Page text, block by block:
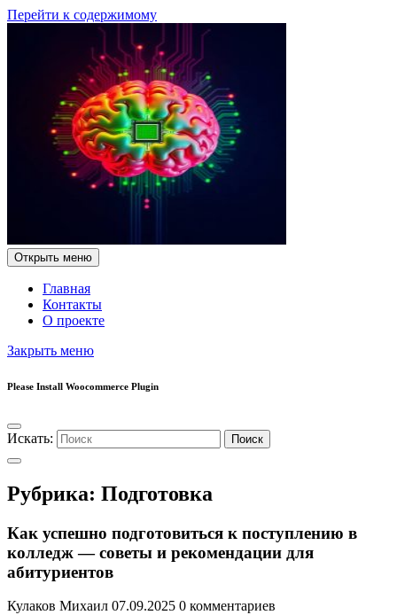
Перейти к содержимому
Открыть меню
Главная
Контакты
О проекте
Закрыть меню
Please Install Woocommerce Plugin
Искать: Поиск
Рубрика: Подготовка
Как успешно подготовиться к поступлению в
колледж — советы и рекомендации для
абитуриентов
Кулаков Михаил 07.09.2025 0 комментариев